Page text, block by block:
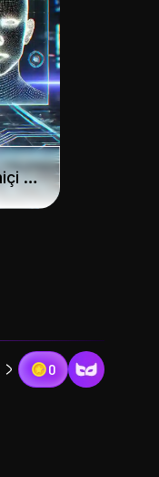
Video Geliştirici Çevrimiçi Ücretsiz
0